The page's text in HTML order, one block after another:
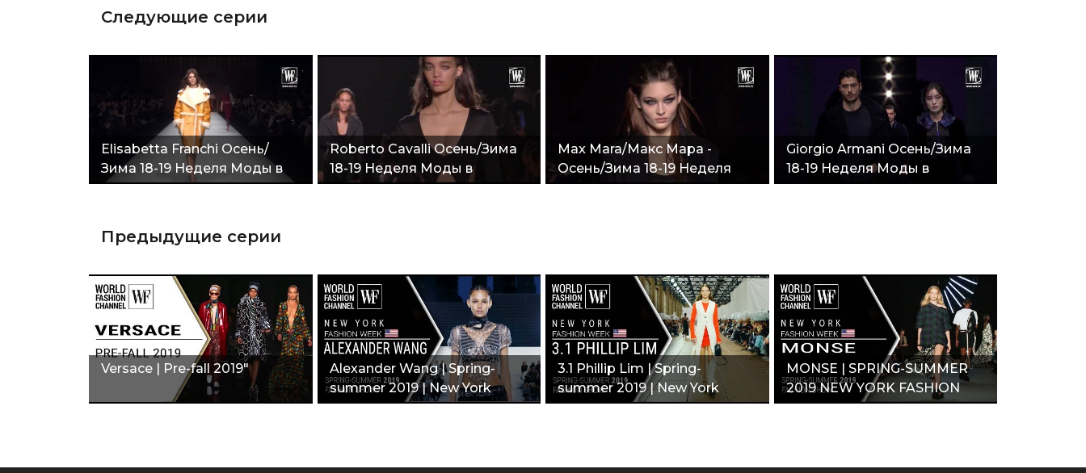
Следующие серии
Elisabetta Franchi Осень/
Зима 18-19 Неделя Моды в
Милане"
Roberto Cavalli Осень/Зима
18-19 Неделя Моды в
Милане"
Max Mara/Макс Мара -
Осень/Зима 18-19 Неделя
Моды в Милане"
Giorgio Armani Осень/Зима
18-19 Неделя Моды в
Милане"
Предыдущие серии
Versace | Pre-fall 2019"
Alexander Wang | Spring-
summer 2019 | New York
fashion week"
3.1 Phillip Lim | Spring-
summer 2019 | New York
Fashion Week"
MONSE | SPRING-SUMMER
2019 NEW YORK FASHION
WEEK"